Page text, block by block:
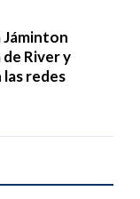
Jáminton
River y
redes